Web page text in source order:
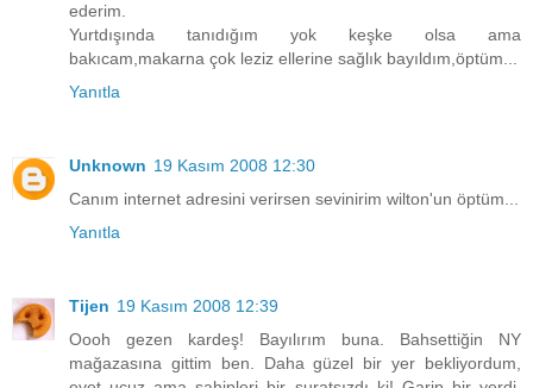
ederim.
Yurtdışında tanıdığım yok keşke olsa ama
bakıcam,makarna çok leziz ellerine sağlık bayıldım,öptüm...
Yanıtla
Unknown 19 Kasım 2008 12:30
Canım internet adresini verirsen sevinirim wilton'un öptüm...
Yanıtla
Tijen 19 Kasım 2008 12:39
Oooh gezen kardeş! Bayılırım buna. Bahsettiğin NY
mağazasına gittim ben. Daha güzel bir yer bekliyordum,